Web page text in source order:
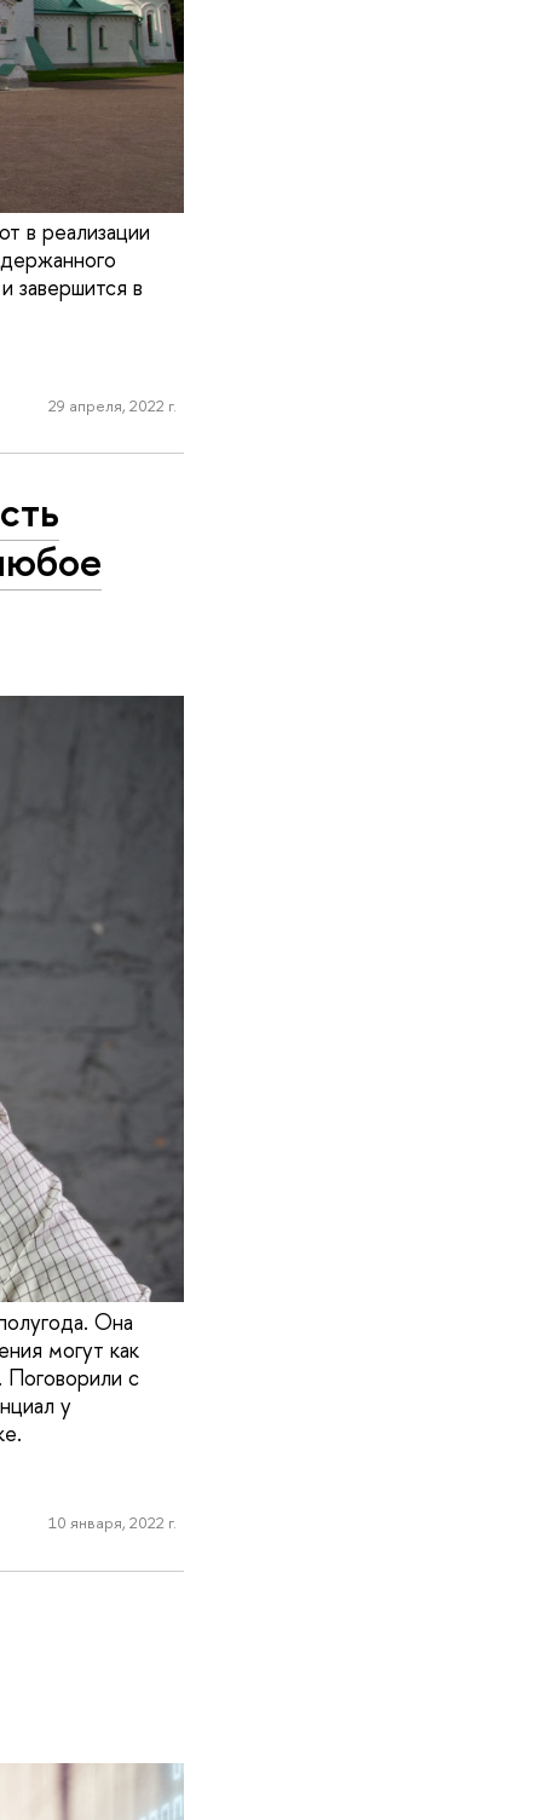
в реализации
завершится в
29 апреля, 2022 г.
Она
могут как
Поговорили с
у
10 января, 2022 г.